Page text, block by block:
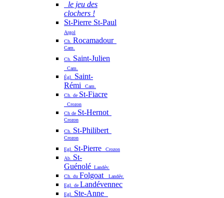
le jeu des
clochers !
St-Pierre St-Paul
Argol
Ch. Rocamadour
Cam.
Ch. Saint-Julien
Cam.
Égl.
Saint-
Rémi
Cam.
Ch. de St-Fiacre
Crozon
Ch de St-Hernot
Crozon
Ch. St-Philibert
Crozon
Egl. St-Pierre
Crozon
Ab. St-
Guénolé Landév.
Ch. du Folgoat
Landév.
Egl. de Landévennec
Egl. Ste-Anne